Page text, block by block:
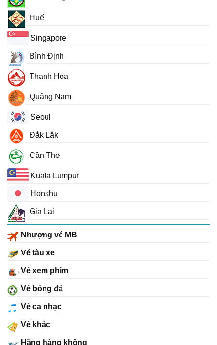
Huế
Singapore
Bình Định
Thanh Hóa
Quảng Nam
Seoul
Đắk Lắk
Cần Thơ
Kuala Lumpur
Honshu
Gia Lai
Nhượng vé MB
Vé tàu xe
Vé xem phim
Vé bóng đá
Vé ca nhạc
Vé khác
Hãng hàng không